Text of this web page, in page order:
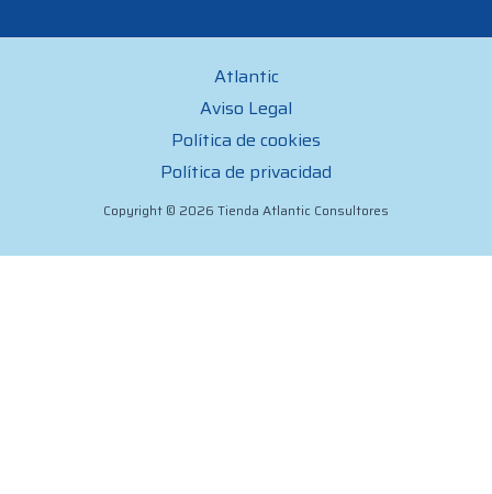
Atlantic
Aviso Legal
Política de cookies
Política de privacidad
Copyright © 2026 Tienda Atlantic Consultores